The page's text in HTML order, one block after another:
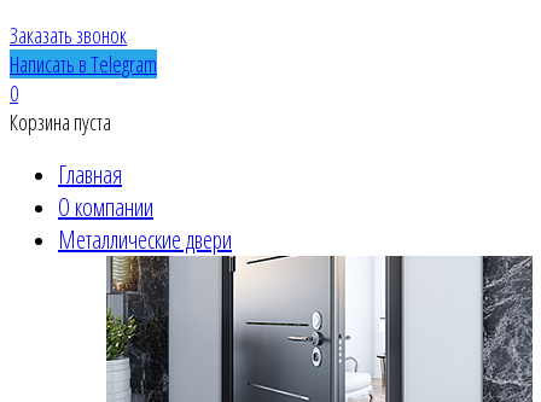
Заказать звонок
Написать в Telegram
0
Корзина пуста
Главная
О компании
Металлические двери